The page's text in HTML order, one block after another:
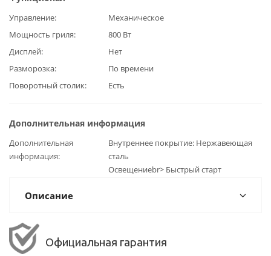
Управление
Механическое
Мощность гриля
800 Вт
Дисплей
Нет
Разморозка
По времени
Поворотный столик
Есть
Дополнительная информация
Дополнительная
информация
Внутреннее покрытие: Нержавеющая
сталь
Освещениеbr> Быстрый старт
Описание
Официальная гарантия